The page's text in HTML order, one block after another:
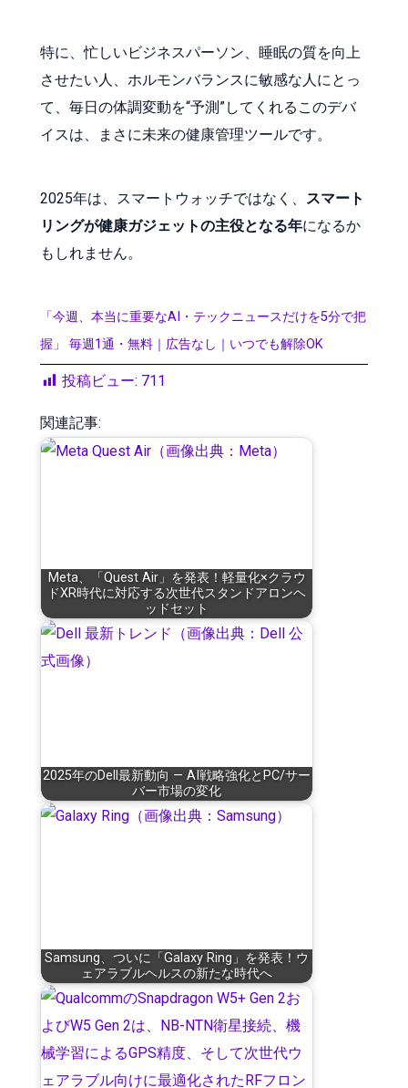
特に、忙しいビジネスパーソン、睡眠の質を向上
させたい人、ホルモンバランスに敏感な人にとっ
て、毎日の体調変動を“予測”してくれるこのデバ
イスは、まさに未来の健康管理ツールです。
2025年は、スマートウォッチではなく、 スマート
リングが健康ガジェットの主役となる年になるか
もしれません。
「今週、本当に重要なAI・テックニュースだけを5分で把
握」 毎週1通・無料｜広告なし｜いつでも解除OK
投稿ビュー: 711
関連記事:
Meta、「Quest Air」を発表！軽量化×クラウ
ドXR時代に対応する次世代スタンドアロンヘ
ッドセット
2025年のDell最新動向 — AI戦略強化とPC/サー
バー市場の変化
Samsung、ついに「Galaxy Ring」を発表！ウ
ェアラブルヘルスの新たな時代へ